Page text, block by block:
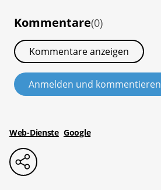
Kommentare(0)
Kommentare anzeigen
Anmelden und kommentieren
Web-Dienste Google